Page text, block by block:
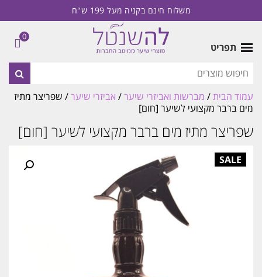
משלוח חינם בקניה מעל 199 ש"ח
תפריט
עמוד הבית/ מברשות ואביזרי שיער/ אביזרי שיער/ שפריצר מתיז
מים ברבר מקצועי לשיער [חום]
שפריצר מתיז מים ברבר מקצועי לשיער [חום]
0